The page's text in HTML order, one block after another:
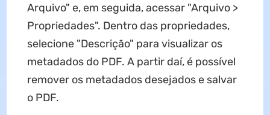
Arquivo" e, em seguida, acessar "Arquivo >
Propriedades". Dentro das propriedades,
selecione "Descrição" para visualizar os
metadados do PDF. A partir daí, é possível
remover os metadados desejados e salvar
o PDF.